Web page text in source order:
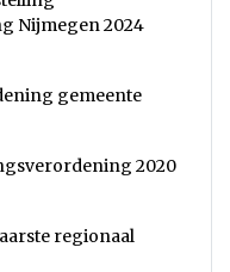
Nijmegen 2024
gemeente
2020
regionaal